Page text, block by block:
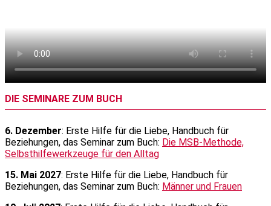
DIE SEMINARE ZUM BUCH
6. Dezember: Erste Hilfe für die Liebe, Handbuch für
Beziehungen, das Seminar zum Buch: Die MSB-Methode,
Selbsthilfewerkzeuge für den Alltag
15. Mai 2027: Erste Hilfe für die Liebe, Handbuch für
Beziehungen, das Seminar zum Buch: Männer und Frauen